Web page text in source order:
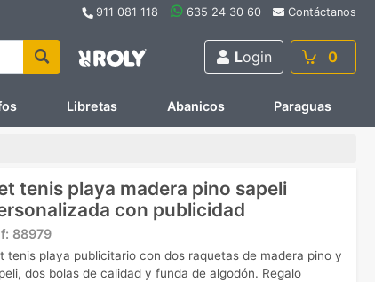
911 081 118 635 24 30 60 Contáctanos
Login 0
Libretas Abanicos Paraguas
tenis playa madera pino sapeli
con publicidad
88979
tenis playa publicitario con dos raquetas de madera pino y
dos bolas de calidad y funda de algodón. Regalo